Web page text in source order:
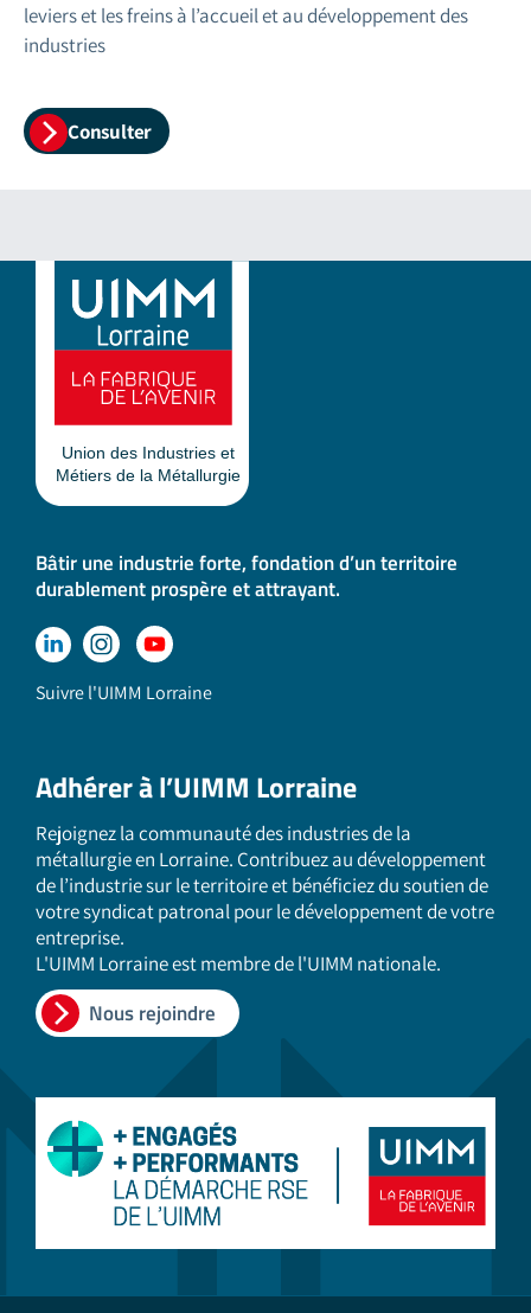
leviers et les freins à l’accueil et au développement des
industries
Consulter
Bâtir une industrie forte, fondation d’un territoire
durablement prospère et attrayant.
Suivre l'UIMM Lorraine
Adhérer à l’UIMM Lorraine
Rejoignez la communauté des industries de la
métallurgie en Lorraine. Contribuez au développement
de l’industrie sur le territoire et bénéficiez du soutien de
votre syndicat patronal pour le développement de votre
entreprise.
L'UIMM Lorraine est membre de l'UIMM nationale.
Nous rejoindre